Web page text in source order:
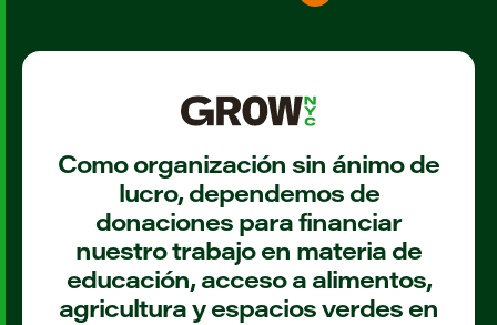
Como organización sin ánimo de
lucro, dependemos de
donaciones para financiar
nuestro trabajo en materia de
educación, acceso a alimentos,
agricultura y espacios verdes en